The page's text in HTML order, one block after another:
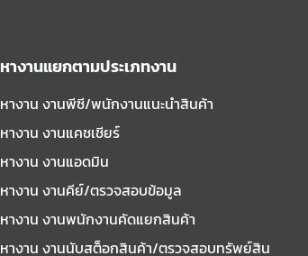
หางานแยกตามประเภทงาน
หางาน งานพีซี/พนักงานแนะนําสินค้า
หางาน งานแคชเชียร์
หางาน งานแอดมิน
หางาน งานคีย์/ตรวจสอบข้อมูล
หางาน งานพนักงานคัดแยกสินค้า
หางาน งานนับสต็อกสินค้า/ตรวจสอบทรัพย์สิน